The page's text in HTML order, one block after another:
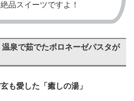
品スイーツですよ！
泉で茹でたボロネーゼパスタが
も愛した「癒しの湯」